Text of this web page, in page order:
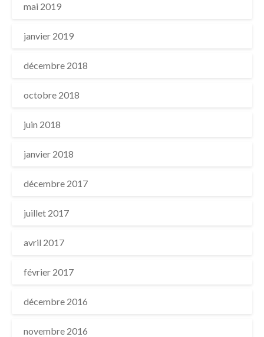
mai 2019
janvier 2019
décembre 2018
octobre 2018
juin 2018
janvier 2018
décembre 2017
juillet 2017
avril 2017
février 2017
décembre 2016
novembre 2016